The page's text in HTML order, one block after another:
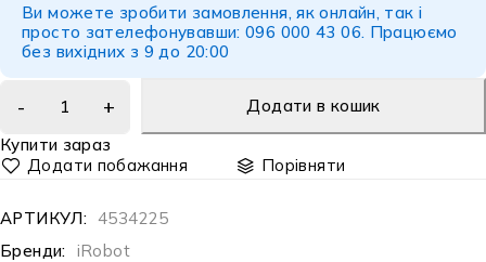
Ви можете зробити замовлення, як онлайн, так і
просто зателефонувавши: 096 000 43 06. Працюємо
без вихідних з 9 до 20:00
Додати в кошик
Купити зараз
Порівняти
АРТИКУЛ: 4534225
Бренди: iRobot